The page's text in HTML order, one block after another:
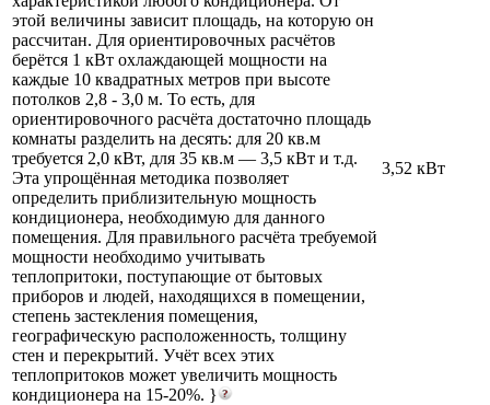
этой величины зависит площадь, на которую он
рассчитан. Для ориентировочных расчётов
берётся 1 кВт охлаждающей мощности на
каждые 10 квадратных метров при высоте
потолков 2,8 - 3,0 м. То есть, для
ориентировочного расчёта достаточно площадь
комнаты разделить на десять: для 20 кв.м
требуется 2,0 кВт, для 35 кв.м — 3,5 кВт и т.д.
Эта упрощённая методика позволяет
определить приблизительную мощность
кондиционера, необходимую для данного
помещения. Для правильного расчёта требуемой
мощности необходимо учитывать
теплопритоки, поступающие от бытовых
приборов и людей, находящихся в помещении,
степень застекления помещения,
географическую расположенность, толщину
стен и перекрытий. Учёт всех этих
теплопритоков может увеличить мощность
кондиционера на 15-20%. }
3,52 кВт